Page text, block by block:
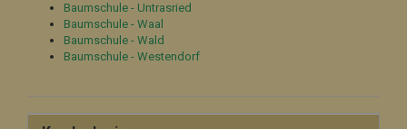
Baumschule - Untrasried
Baumschule - Waal
Baumschule - Wald
Baumschule - Westendorf